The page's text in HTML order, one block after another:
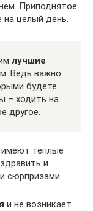
Приподнятое
на целый день.
лучшие
Ведь важно
будете
– ходить на
другое.
имеют теплые
и
сюрпризами.
и не возникает